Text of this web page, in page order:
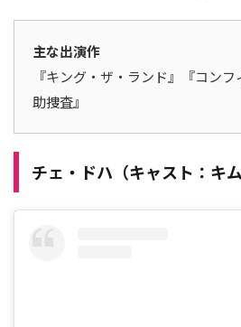
主な出演作
『キング・ザ・ランド』『コン
助捜査』
チェ・ドハ（キャスト：キ